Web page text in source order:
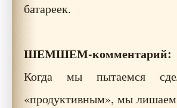
батареек.
ШЕМШЕМ-комментарий:
Когда мы пытаемся
«продуктивным», мы лишаем